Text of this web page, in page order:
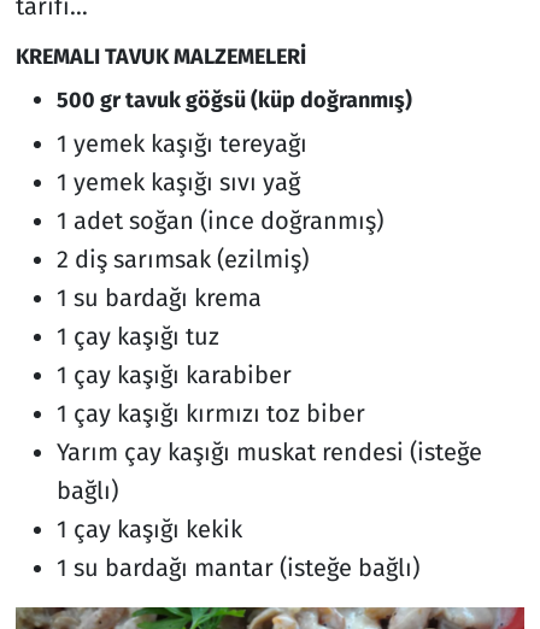
KREMALI TAVUK MALZEMELERİ
500 gr tavuk göğsü (küp doğranmış)
1 yemek kaşığı tereyağı
1 yemek kaşığı sıvı yağ
1 adet soğan (ince doğranmış)
2 diş sarımsak (ezilmiş)
1 su bardağı krema
1 çay kaşığı tuz
1 çay kaşığı karabiber
1 çay kaşığı kırmızı toz biber
Yarım çay kaşığı muskat rendesi (isteğe
bağlı)
1 çay kaşığı kekik
1 su bardağı mantar (isteğe bağlı)